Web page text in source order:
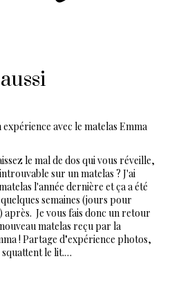
avec le matelas Emma
le mal de dos qui vous réveille,
sur un matelas ? J'ai
l'année dernière et ça a été
semaines (jours pour
après. Je vous fais donc un retour
matelas reçu par la
! Partage d"expérience photos,
squattent le lit.…